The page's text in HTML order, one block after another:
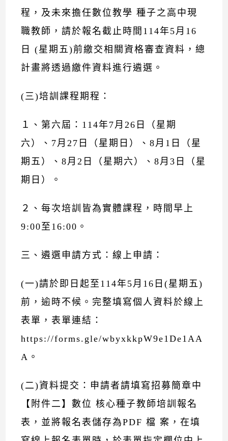
程，及未來擔任數位教學 種子之高中現
職教師，請於報名截止時間114年5月16
日 (星期五)前繳交相關資格審查資料，總
計畫將透過繳件資料進行遴選。
(三)培訓課程期程：
１、第六屆：114年7月26日（星期
六）、7月27日（星期日）、8月1日（星
期五）、8月2日（星期六）、8月3日（星
期日）。
２、每次培訓皆為實體課程，時間早上
9:00至16:00。
三、遴選申請方式：線上申請：
(一)請於即日起至114年5月16日(星期五)
前，逾時不候。完整填寫個人資料於線上
表單，表單連結：
https://forms.gle/wbyxkkpW9e1De1AA
A。
(二)資料提交：申請者請填寫招募簡章中
【附件二】數位 核心種子教師培訓報名
表，並將報名表儲存為PDF 檔 案，在填